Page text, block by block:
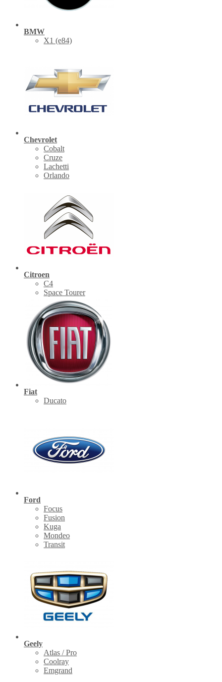
BMW
X1 (е84)
Chevrolet
Cobalt
Cruze
Lachetti
Orlando
Citroen
C4
Space Tourer
Fiat
Ducato
Ford
Focus
Fusion
Kuga
Mondeo
Transit
Geely
Atlas / Pro
Coolray
Emgrand